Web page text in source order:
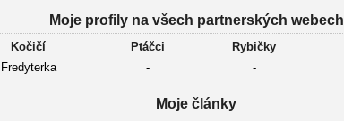
Moje profily na všech partnerských webech
Kočičí Ptáčci Rybičky
Fredyterka - -
Moje články